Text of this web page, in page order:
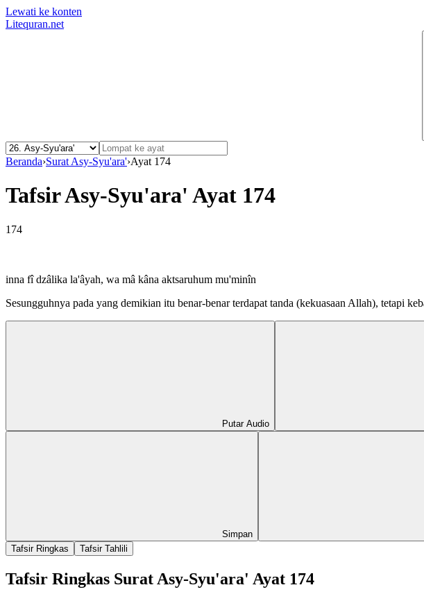
Lewati ke konten
Litequran.net
Beranda›Surat Asy-Syu'ara'›Ayat 174
Tafsir Asy-Syu'ara' Ayat 174
174
inna fî dzâlika la'âyah, wa mâ kâna aktsaruhum mu'minîn
Sesungguhnya pada yang demikian itu benar-benar terdapat tanda (kekuasaan Allah), tetapi
Putar Audio
Simpan
Tafsir Ringkas
Tafsir Tahlili
Tafsir Ringkas Surat Asy-Syu'ara' Ayat 174